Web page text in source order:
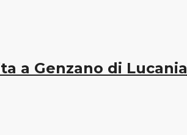
a Genzano di Lucania